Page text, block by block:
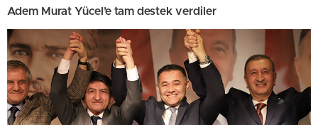
Adem Murat Yücel’e tam destek verdiler